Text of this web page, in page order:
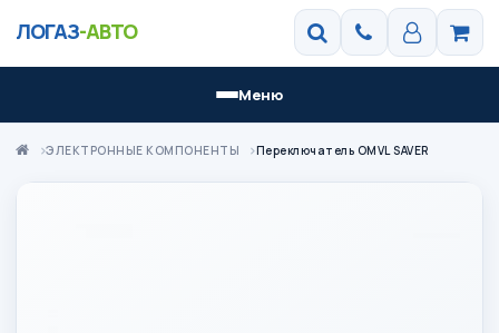
ЛОГАЗ-АВТО
Меню
ЭЛЕКТРОННЫЕ КОМПОНЕНТЫ Переключатель OMVL SAVER